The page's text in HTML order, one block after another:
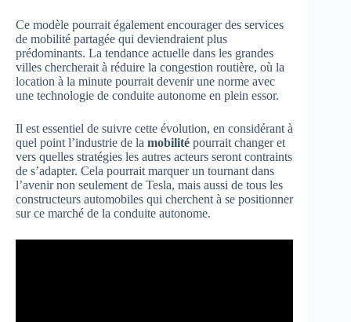
Ce modèle pourrait également encourager des services
de mobilité partagée qui deviendraient plus
prédominants. La tendance actuelle dans les grandes
villes chercherait à réduire la congestion routière, où la
location à la minute pourrait devenir une norme avec
une technologie de conduite autonome en plein essor.
Il est essentiel de suivre cette évolution, en considérant à
quel point l’industrie de la mobilité pourrait changer et
vers quelles stratégies les autres acteurs seront contraints
de s’adapter. Cela pourrait marquer un tournant dans
l’avenir non seulement de Tesla, mais aussi de tous les
constructeurs automobiles qui cherchent à se positionner
sur ce marché de la conduite autonome.